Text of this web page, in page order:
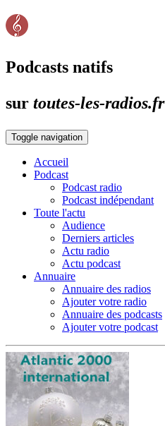
Podcasts natifs
sur toutes-les-radios.fr
Toggle navigation
Accueil
Podcast
Podcast radio
Podcast indépendant
Toute l'actu
Audience
Derniers articles
Actu radio
Actu podcast
Annuaire
Annuaire des radios
Ajouter votre radio
Annuaire des podcasts
Ajouter votre podcast